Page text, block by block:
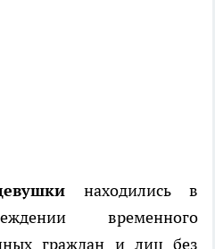
находились в
временного
граждан и лиц без